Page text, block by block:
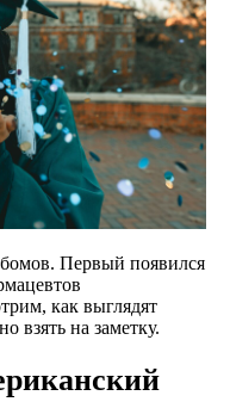
Первый появился
как выглядят
взять на заметку.